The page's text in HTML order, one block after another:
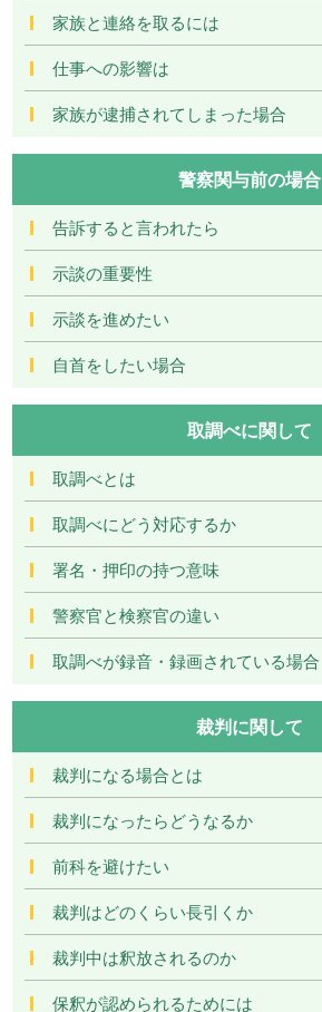
家族と連絡を取るには
仕事への影響は
家族が逮捕されてしまった場合
警察関与前の場合
告訴すると言われたら
示談の重要性
示談を進めたい
自首をしたい場合
取調べに関して
取調べとは
取調べにどう対応するか
署名・押印の持つ意味
警察官と検察官の違い
取調べが録音・録画されている場合
裁判に関して
裁判になる場合とは
裁判になったらどうなるか
前科を避けたい
裁判はどのくらい長引くか
裁判中は釈放されるのか
保釈が認められるためには